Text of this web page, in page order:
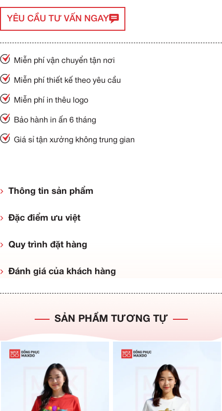
YÊU CẦU TƯ VẤN NGAY
Miễn phí vận chuyển tận nơi
Miễn phí thiết kế theo yêu cầu
Miễn phí in thêu logo
Bảo hành in ấn 6 tháng
Giá sỉ tận xưởng không trung gian
Thông tin sản phẩm
Đặc điểm ưu việt
Quy trình đặt hàng
Đánh giá của khách hàng
SẢN PHẨM TƯƠNG TỰ